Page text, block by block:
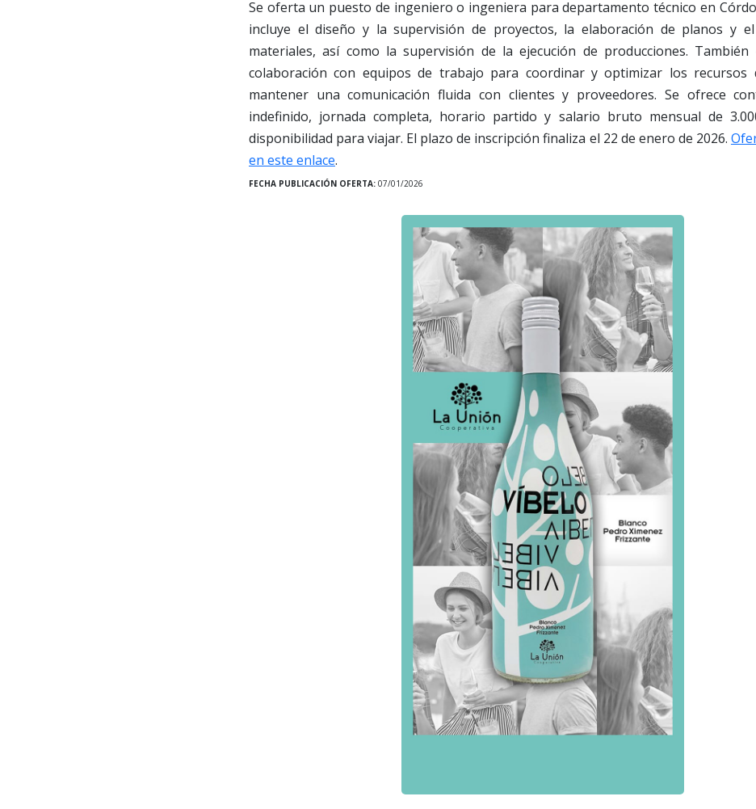
Se oferta un puesto de ingeniero o ingeniera para departamento técnico en
incluye el diseño y la supervisión de proyectos, la elaboración de planos y
materiales, así como la supervisión de la ejecución de producciones. También
colaboración con equipos de trabajo para coordinar y optimizar los recursos
mantener una comunicación fluida con clientes y proveedores. Se ofrece
indefinido, jornada completa, horario partido y salario bruto mensual de
disponibilidad para viajar. El plazo de inscripción finaliza el 22 de enero de 2026.
en este enlace.
FECHA PUBLICACIÓN OFERTA: 07/01/2026